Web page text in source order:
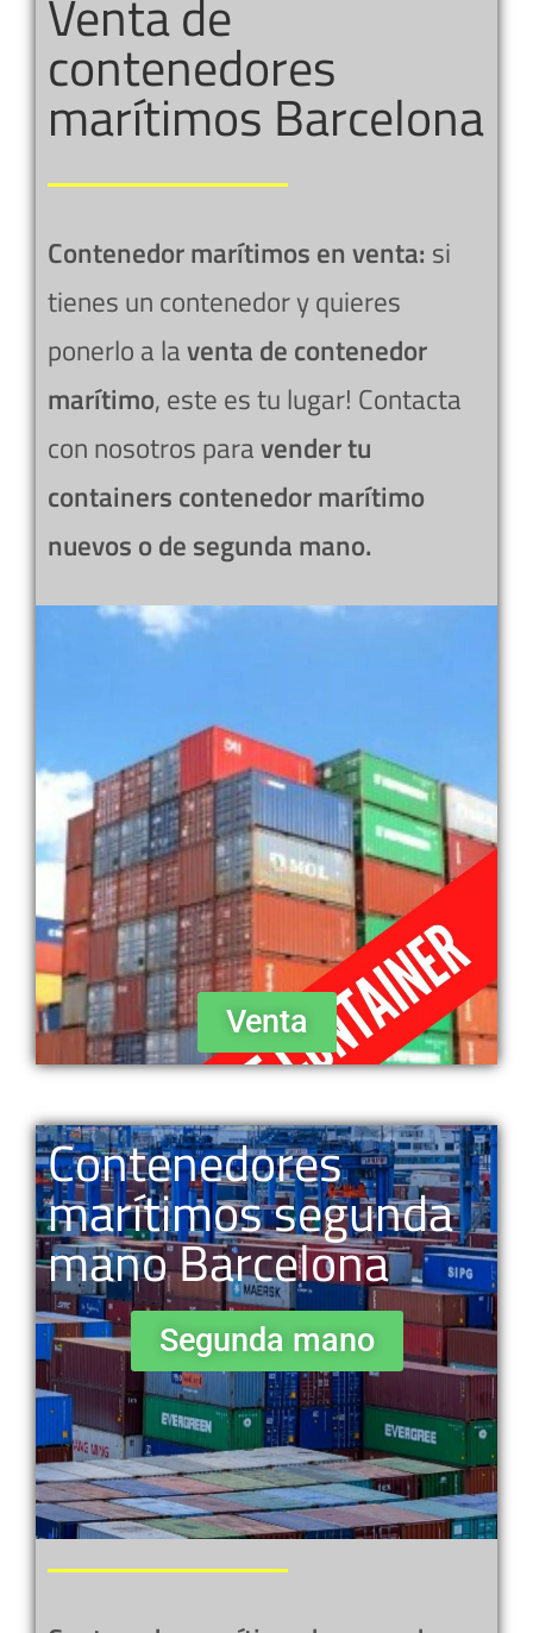
Venta de
contenedores
marítimos Barcelona
Contenedor marítimos en venta: si
tienes un contenedor y quieres
ponerlo a laventa de contenedor
marítimo, este es tu lugar! Contacta
con nosotros paravender tu
containers contenedor marítimo
nuevos o de segunda mano.
Venta
Contenedores
marítimos segunda
mano Barcelona
Segunda mano